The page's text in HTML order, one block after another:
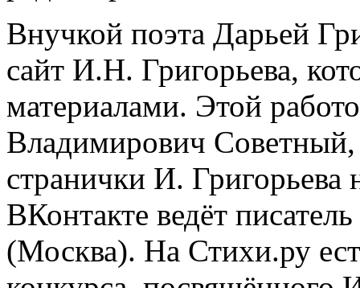
Внучкой поэта Дарьей
сайт И.Н. Григорьева,
материалами. Этой
Владимирович Советный,
странички И.
ВКонтакте ведёт
(Москва). На Стихи.ру